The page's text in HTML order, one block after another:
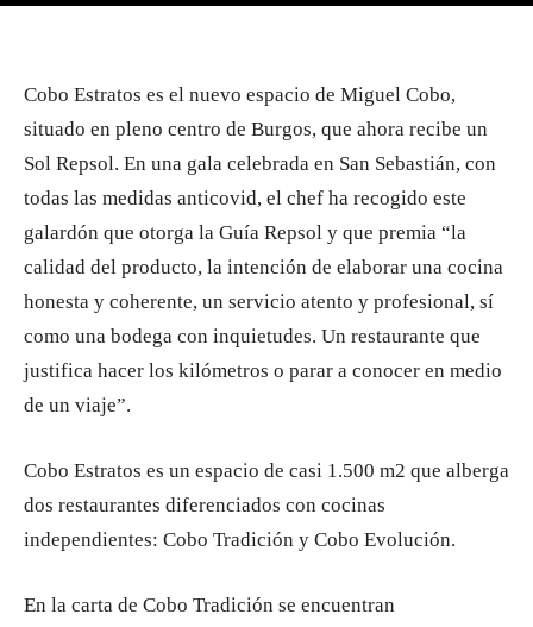
Cobo Estratos es el nuevo espacio de Miguel Cobo,
situado en pleno centro de Burgos, que ahora recibe un
Sol Repsol. En una gala celebrada en San Sebastián, con
todas las medidas anticovid, el chef ha recogido este
galardón que otorga la Guía Repsol y que premia “la
calidad del producto, la intención de elaborar una cocina
honesta y coherente, un servicio atento y profesional, sí
como una bodega con inquietudes. Un restaurante que
justifica hacer los kilómetros o parar a conocer en medio
de un viaje”.
Cobo Estratos es un espacio de casi 1.500 m2 que alberga
dos restaurantes diferenciados con cocinas
independientes: Cobo Tradición y Cobo Evolución.
En la carta de Cobo Tradición se encuentran